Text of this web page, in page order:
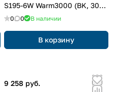
S195-6W Warm3000 (BK, 30
deg, 48V, DALI) (Arlight, IP20
0 0 В наличии
В корзину
9 258 руб.